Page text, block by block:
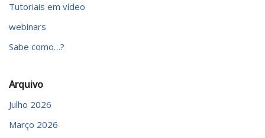
Tutoriais em vídeo
webinars
Sabe como…?
Arquivo
Julho 2026
Março 2026